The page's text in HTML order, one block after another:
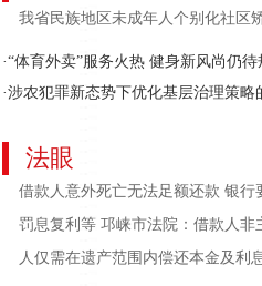
我省民族地区未成年人个别化社区
·“体育外卖”服务火热 健身新风尚仍待
·涉农犯罪新态势下优化基层治理策略
法眼
借款人意外死亡无法足额还款 银行
罚息复利等 邛崃市法院：借款人非
人仅需在遗产范围内偿还本金及利